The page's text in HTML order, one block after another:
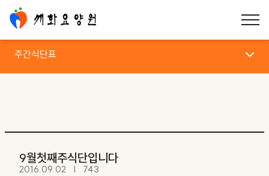
주간식단표
주간식단표
9월첫째주식단입니다
2016.09.02 743